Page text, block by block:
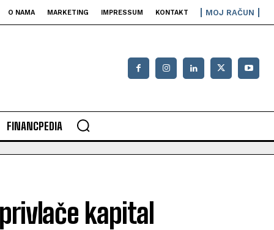
O NAMA MARKETING IMPRESSUM KONTAKT MOJ RAČUN
FINANCPEDIA
kapital